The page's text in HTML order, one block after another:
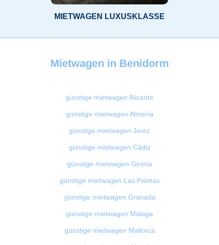
MIETWAGEN LUXUSKLASSE
Mietwagen in Benidorm
günstige mietwagen Alicante
günstige mietwagen Almería
günstige mietwagen Jerez
günstige mietwagen Cádiz
günstige mietwagen Girona
günstige mietwagen Las Palmas
günstige mietwagen Granada
günstige mietwagen Málaga
günstige mietwagen Mallorca